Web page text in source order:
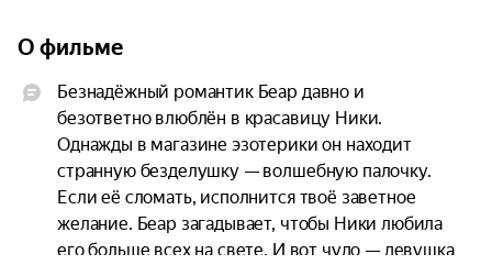
О фильме
Безнадёжный романтик Беар давно и
безответно влюблён в красавицу Ники.
Однажды в магазине эзотерики он находит
странную безделушку — волшебную палочку.
Если её сломать, исполнится твоё заветное
желание. Беар загадывает, чтобы Ники любила
его больше всех на свете. И вот чудо — девушка